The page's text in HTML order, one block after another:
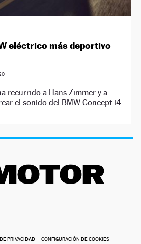
eléctrico más deportivo
recurrido a Hans Zimmer y a
el sonido del BMW Concept i4.
PRIVACIDAD CONFIGURACIÓN DE COOKIES